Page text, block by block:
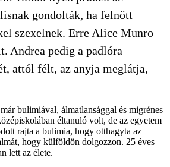
gondolták, ha felnőtt
szexelnek. Erre Alice Munro
Andrea pedig a padlóra
attól félt, az anyja meglátja,
bulimiával, álmatlansággal és migrénes
éltanuló volt, de az egyetem
rajta a bulimia, hogy otthagyta az
hogy külföldön dolgozzon. 25 éves
lett az élete.